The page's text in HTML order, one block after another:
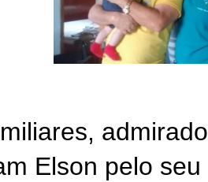
Elson pelo